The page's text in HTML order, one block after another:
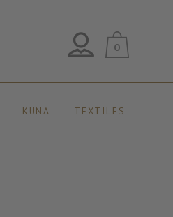
0
KUNA TEXTILES